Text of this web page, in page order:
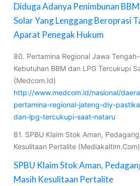
Diduga Adanya Penimbunan
Solar Yang Lenggang Beroprasi
Aparat Penegak Hukum
80. Pertamina Regional Jawa
Kebutuhan BBM dan LPG Tercukupi
(Medcom.Id)
http://www.medcom.id/nasional/
pertamina-regional-jateng-diy-
dan-lpg-tercukupi-saat-nataru
81. SPBU Klaim Stok Aman,
Kesulitaan Pertalite (Mediakaltim.Com)
SPBU Klaim Stok Aman,
Masih Kesulitaan Pertalite